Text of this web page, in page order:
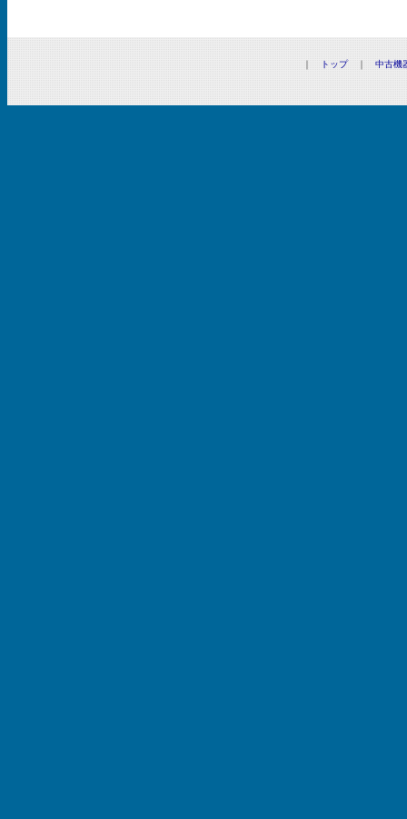
｜ トップ｜ 中古機